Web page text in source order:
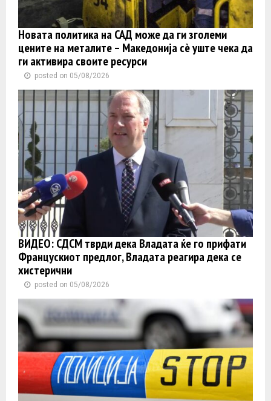
Новата политика на САД може да ги зголеми
цените на металите – Македонија сè уште чека да
ги активира своите ресурси
posted on 05/08/2026
ВИДЕО: СДСМ тврди дека Владата ќе го прифати
Францускиот предлог, Владата реагира дека се
хистерични
posted on 05/08/2026